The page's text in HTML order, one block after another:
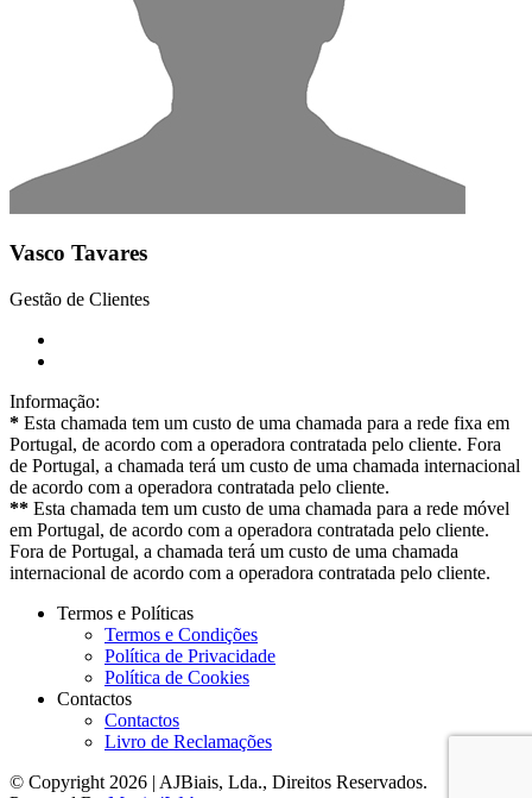
Vasco Tavares
Gestão de Clientes
Informação:
* Esta chamada tem um custo de uma chamada para a rede fixa em
Portugal, de acordo com a operadora contratada pelo cliente. Fora
de Portugal, a chamada terá um custo de uma chamada internacional
de acordo com a operadora contratada pelo cliente.
** Esta chamada tem um custo de uma chamada para a rede móvel
em Portugal, de acordo com a operadora contratada pelo cliente.
Fora de Portugal, a chamada terá um custo de uma chamada
internacional de acordo com a operadora contratada pelo cliente.
Termos e Políticas
Termos e Condições
Política de Privacidade
Política de Cookies
Contactos
Contactos
Livro de Reclamações
© Copyright 2026 | AJBiais, Lda., Direitos Reservados.